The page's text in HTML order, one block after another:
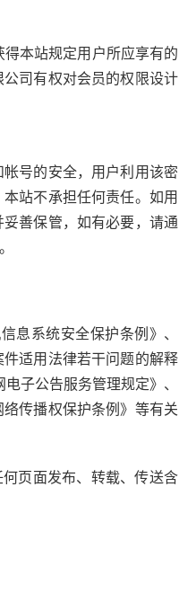
本站规定用户所应享有的
司有权对会员的权限设计
号的安全，用户利用该密
站不承担任何责任。如用
善保管，如有必要，请通
息系统安全保护条例》、
适用法律若干问题的解释
子公告服务管理规定》、
传播权保护条例》等有关
页面发布、转载、传送含